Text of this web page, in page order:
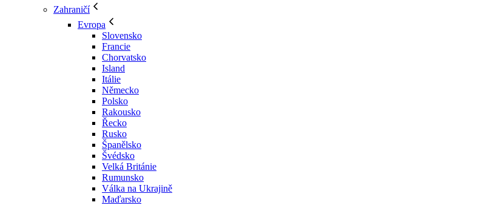
Zahraničí
Evropa
Slovensko
Francie
Chorvatsko
Island
Itálie
Německo
Polsko
Rakousko
Řecko
Rusko
Španělsko
Švédsko
Velká Británie
Rumunsko
Válka na Ukrajině
Maďarsko